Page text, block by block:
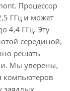
Процессор
ГГц и может
4,4 ГГц. Эту
серединой,
решать
Мы уверены,
компьютеров
заядлых